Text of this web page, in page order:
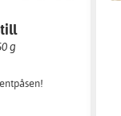
askar
g